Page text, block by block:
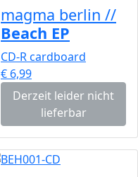
magma berlin //
Beach EP
CD-R cardboard
€ 6,99
Derzeit leider nicht
lieferbar